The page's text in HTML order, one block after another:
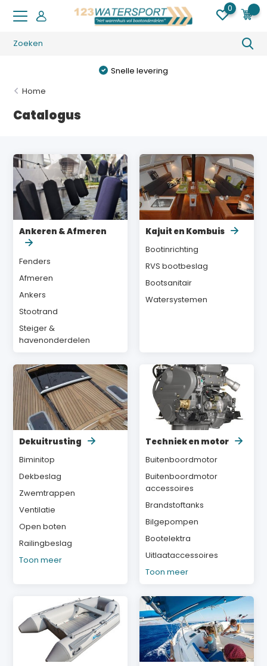
0
Snelle levering
Home
Catalogus
Ankeren & Afmeren
Fenders
Afmeren
Ankers
Stootrand
Steiger &
havenonderdelen
Kajuit en Kombuis
Bootinrichting
RVS bootbeslag
Bootsanitair
Watersystemen
Dekuitrusting
Biminitop
Dekbeslag
Zwemtrappen
Ventilatie
Open boten
Railingbeslag
Toon meer
Techniek en motor
Buitenboordmotor
Buitenboordmotor
accessoires
Brandstoftanks
Bilgepompen
Bootelektra
Uitlaataccessoires
Toon meer